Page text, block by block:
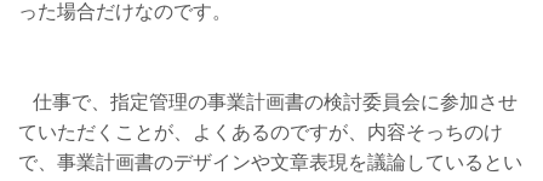
った場合だけなのです。
仕事で、指定管理の事業計画書の検討委員会に参加させ
ていただくことが、よくあるのですが、内容そっちのけ
で、事業計画書のデザインや文章表現を議論しているとい